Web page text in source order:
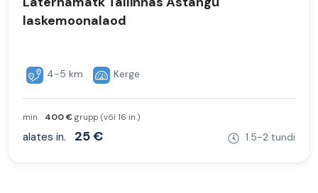
laskemoonalaod
4-5 km Kerge
min. 400 €grupp (või 16 in.)
alates in. 25 € 1.5-2 tundi